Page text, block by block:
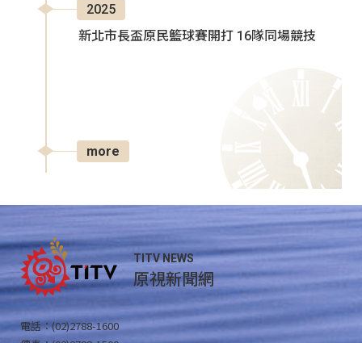
2025
新北市長盃原民籃球賽開打 16隊同場競技
more
TITV NEWS
原視新聞網
電話：(02)2788-1600